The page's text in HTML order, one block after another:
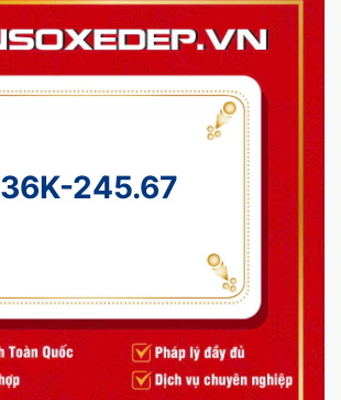
36K-245.67